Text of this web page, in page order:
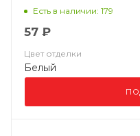
Есть в наличии: 179
57 ₽
Цвет отделки
Белый